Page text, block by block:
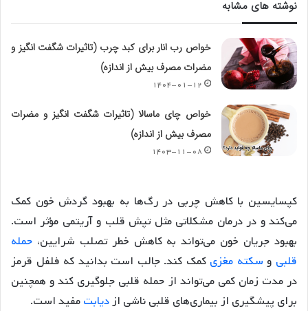
نوشته های مشابه
خواص رب انار برای کبد چرب (تاثیرات شگفت انگیز و
مضرات مصرف بیش از اندازه)
۱۴۰۴-۰۱-۱۲
خواص چای ماسالا (تاثیرات شگفت انگیز و مضرات
مصرف بیش از اندازه)
۱۴۰۳-۱۱-۰۸
کپسایسین با کاهش چربی در رگ‌ها به بهبود گردش خون کمک
می‌کند و در درمان مشکلاتی مثل تپش قلب و آریتمی مؤثر است.
بهبود جریان خون می‌تواند به کاهش خطر تصلب شرایین، حمله
قلبی و سکته مغزی کمک کند. جالب است بدانید که فلفل قرمز
در مدت زمان کمی می‌تواند از حمله قلبی جلوگیری کند و همچنین
برای پیشگیری از بیماری‌های قلبی ناشی ازدیابتمفید است.